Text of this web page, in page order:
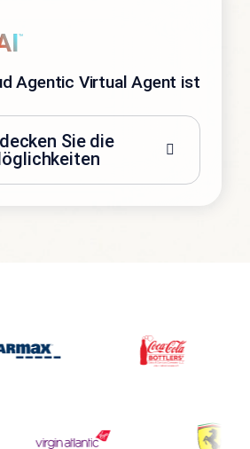
Agentic Virtual Agent ist
Sie die